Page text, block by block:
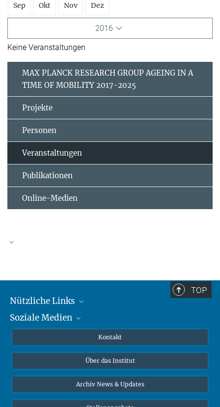
Sep Okt Nov Dez
2016
Keine Veranstaltungen
MAX PLANCK RESEARCH GROUP AGEING IN A
TIME OF MOBILITY 2017-2025
Projekte
Personen
Veranstaltungen
Publikationen
Online-Medien
TOP
Nützliche Links
MMG Alumni Corner
Online-Vorträge
Interviews zum Thema "Diversity"
Soziale Medien
Bluesky
Kontakt
Über das Institut
Archiv News & Updates